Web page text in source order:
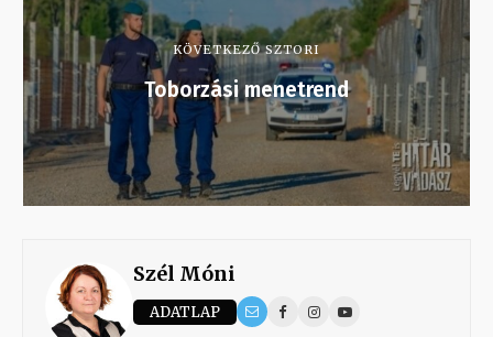
KÖVETKEZŐ SZTORI
Toborzási menetrend
Szél Móni
ADATLAP